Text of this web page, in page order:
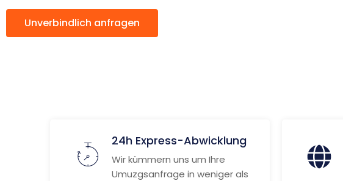
Unverbindlich anfragen
24h Express-Abwicklung
Wir kümmern uns um Ihre
Umuzgsanfrage in weniger als